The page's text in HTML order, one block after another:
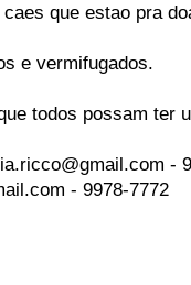
que estao pra
e vermifugados.
todos possam ter
-
- 9978-7772